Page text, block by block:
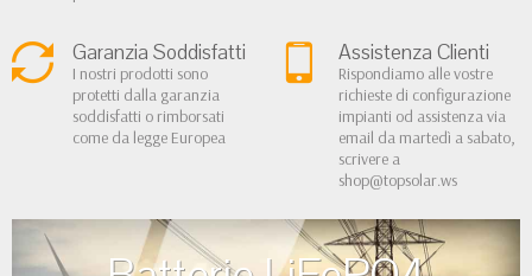
Garanzia Soddisfatti
I nostri prodotti sono
protetti dalla garanzia
soddisfatti o rimborsati
come da legge Europea
Assistenza Clienti
Rispondiamo alle vostre
richieste di configurazione
impianti od assistenza via
email da martedì a sabato,
scrivere a
shop@topsolar.ws